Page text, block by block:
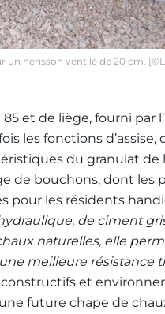
un hérisson ventilé de 20 cm.
et de liège, fourni par
les fonctions d’assise,
du granulat
de bouchons, dont les
les résidents
de ciment
naturelles, elle
meilleure résistance
et
future chape de